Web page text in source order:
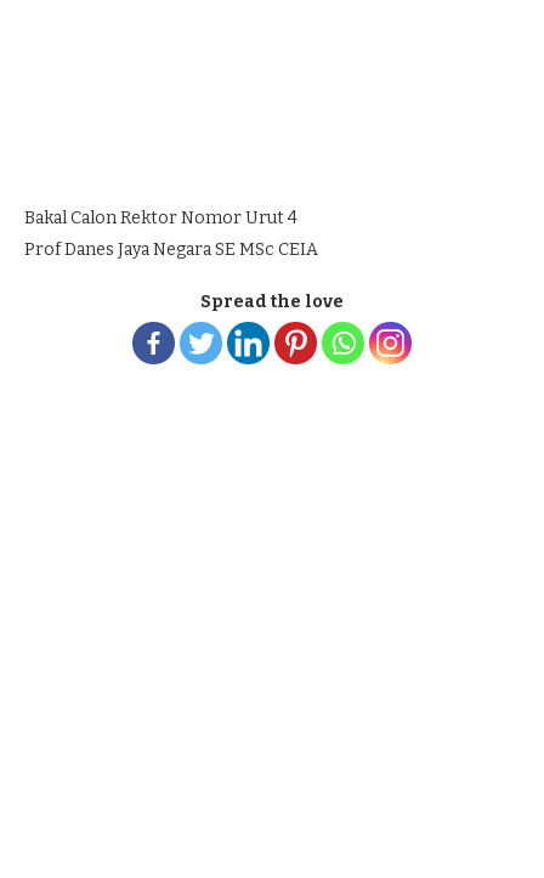
Bakal Calon Rektor Nomor Urut 4
Prof Danes Jaya Negara SE MSc CEIA
Spread the love